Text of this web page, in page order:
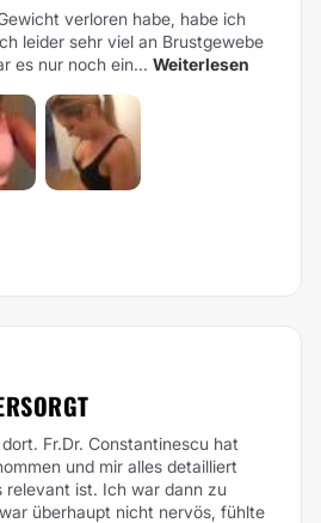
verloren habe, habe ich
leider sehr viel an Brustgewebe
es nur noch ein... Weiterlesen
Fr.Dr. Constantinescu hat
und mir alles detailliert
ist. Ich war dann zu
überhaupt nicht nervös, fühlte